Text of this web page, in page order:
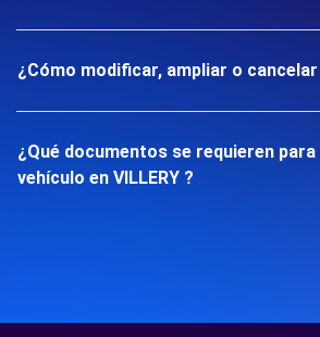
¿Cómo modificar, ampliar o
¿Qué documentos se requieren
vehículo en VILLERY ?